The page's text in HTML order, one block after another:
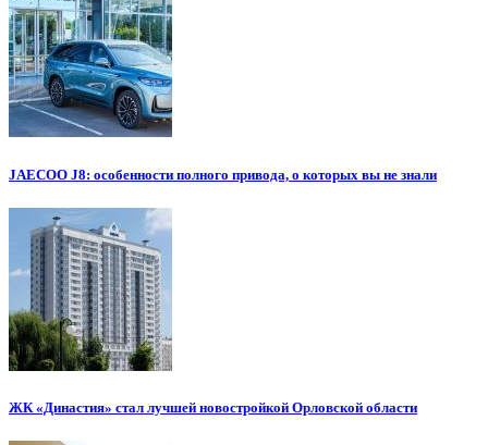
JAECOO J8: особенности полного привода, о которых вы не знали
ЖК «Династия» стал лучшей новостройкой Орловской области